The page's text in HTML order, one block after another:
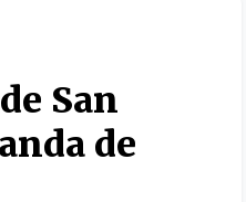
San
de